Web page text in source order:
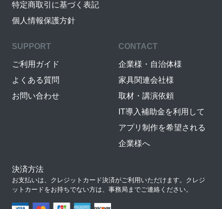
特定商取引に基づく表記
個人情報保護方針
SUPPORT
ご利用ガイド
よくある質問
お問い合わせ
CONTACT
企業様・自治体様
家具関連会社様
取材・講演依頼
IT導入補助金を利用して
アプリ制作を希望される
企業様へ
決済方法
お支払いは、クレジットカード決済がご利用いただけます。クレジ
ットカードをお持ちでない方は、事務局までご連絡ください。